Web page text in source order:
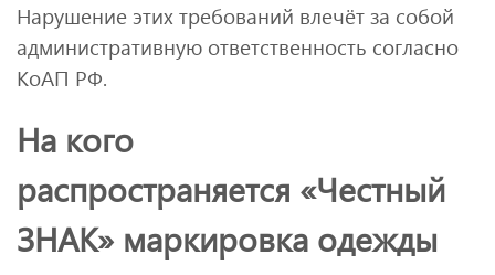
Нарушение этих требований влечёт за собой
административную ответственность согласно
КоАП РФ.
На кого
распространяется «Честный
ЗНАК» маркировка одежды